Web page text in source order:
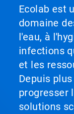
Ecolab est
domaine
l'eau, à
infections
et les
Depuis
progresser
solutions